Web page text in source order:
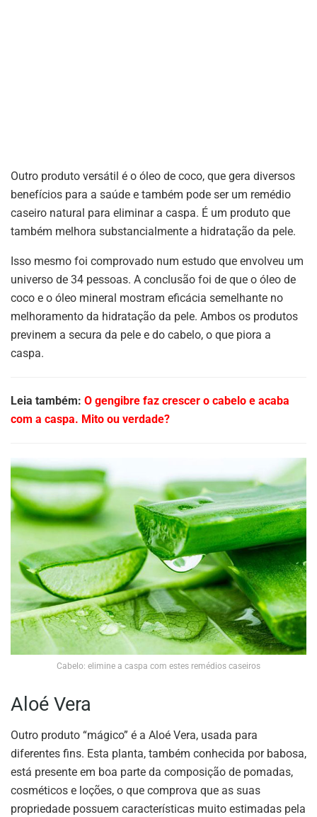
Outro produto versátil é o óleo de coco, que gera diversos
benefícios para a saúde e também pode ser um remédio
caseiro natural para eliminar a caspa. É um produto que
também melhora substancialmente a hidratação da pele.
Isso mesmo foi comprovado num estudo que envolveu um
universo de 34 pessoas. A conclusão foi de que o óleo de
coco e o óleo mineral mostram eficácia semelhante no
melhoramento da hidratação da pele. Ambos os produtos
previnem a secura da pele e do cabelo, o que piora a
caspa.
Leia também: O gengibre faz crescer o cabelo e acaba
com a caspa. Mito ou verdade?
Cabelo: elimine a caspa com estes remédios caseiros
Aloé Vera
Outro produto “mágico” é a Aloé Vera, usada para
diferentes fins. Esta planta, também conhecida por babosa,
está presente em boa parte da composição de pomadas,
cosméticos e loções, o que comprova que as suas
propriedade possuem características muito estimadas pela